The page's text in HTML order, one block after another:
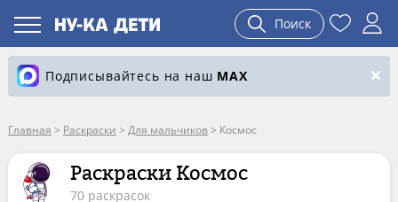
Поиск
Подписывайтесь на наш MAX
Главная > Раскраски > Для мальчиков> Космос
Раскраски Космос
70 раскрасок